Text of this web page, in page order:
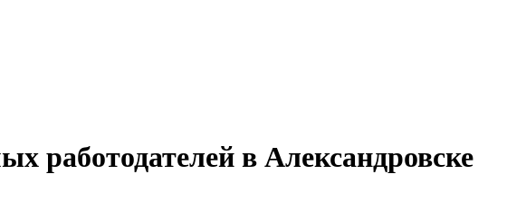
работодателей в Александровске